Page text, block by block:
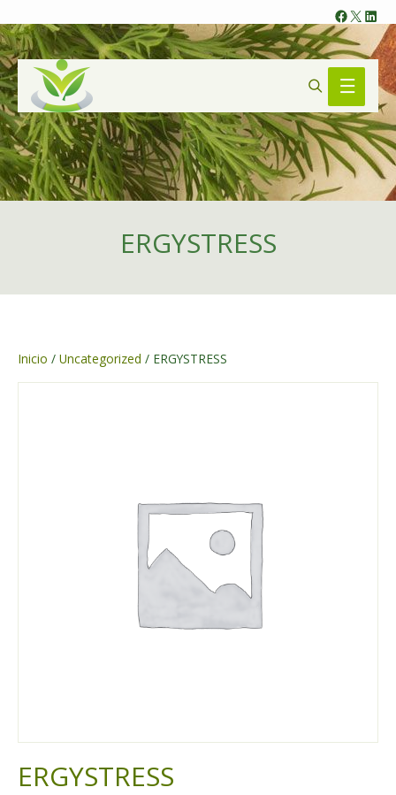
X
Main
Menu
Search
ERGYSTRESS
Inicio / Uncategorized / ERGYSTRESS
ERGYSTRESS